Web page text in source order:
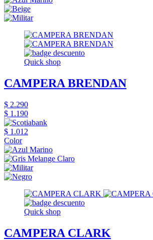
Quick shop
CAMPERA BRENDAN
$ 2.290
$ 1.190
$ 1.012
Color
Quick shop
CAMPERA CLARK